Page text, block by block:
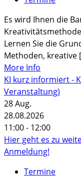
Es wird Ihnen die
Lernen Sie die
Methoden, kreative
More Info
KI kurz informiert -
Veranstaltung)
28Aug.
28.08.2026
11:00 - 12:00
Hier geht es zu
Anmeldung!
Termine